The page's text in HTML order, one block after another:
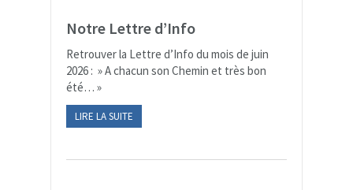
Notre Lettre d’Info
Retrouver la Lettre d’Info du mois de juin
2026 : » A chacun son Chemin et très bon
été… »
LIRE LA SUITE